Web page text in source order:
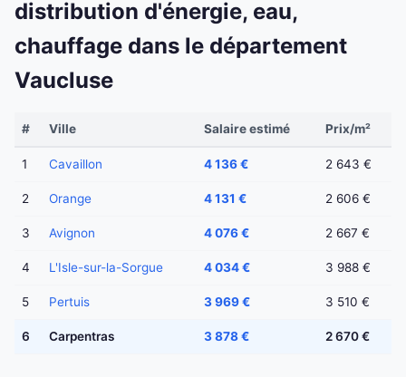
distribution d'énergie, eau,
chauffage dans le département
Vaucluse
# Ville Salaire estimé Prix/m²
1 Cavaillon 4 136 € 2 643 €
2 Orange 4 131 € 2 606 €
3 Avignon 4 076 € 2 667 €
4 L'Isle-sur-la-Sorgue 4 034 € 3 988 €
5 Pertuis 3 969 € 3 510 €
6 Carpentras 3 878 € 2 670 €